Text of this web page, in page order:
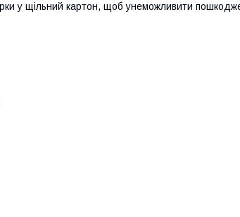
у щільний картон, щоб унеможливити